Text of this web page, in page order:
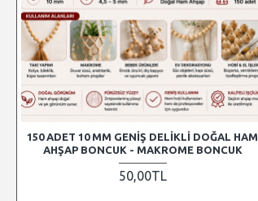
150 ADET 10 MM GENIŞ DELIKLI DOĞAL HAM
AHŞAP BONCUK - MAKROME BONCUK
50,00TL